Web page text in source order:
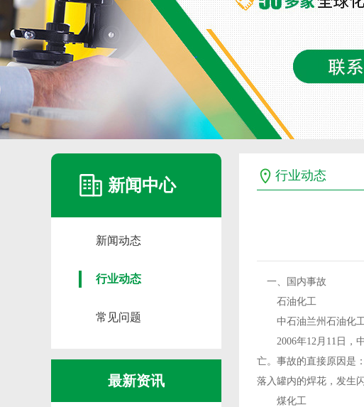
新闻中心
新闻动态
行业动态
常见问题
最新资讯
行业动态
一、国内事故
石油化工
中石油兰州石油化工
2006年12月11日，中
亡。事故的直接原因是
落入罐内的焊花，发生闪
煤化工